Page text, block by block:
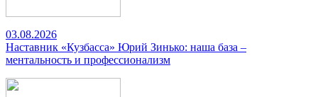
03.08.2026
Наставник «Кузбасса» Юрий Зинько: наша база –
ментальность и профессионализм